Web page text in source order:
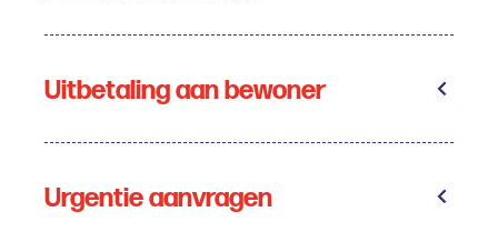
Uitbetaling aan bewoner
Urgentie aanvragen